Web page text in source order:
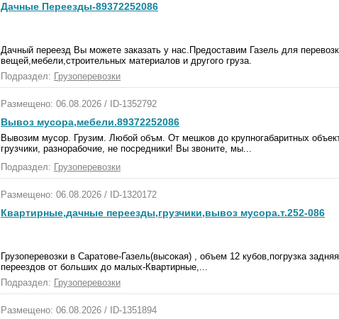
Дачные Переезды-89372252086
Дачный переезд Вы можете заказать у нас.Предоставим Газель для
вещей,мебели,строительных материалов и другого груза.
Подраздел: Грузоперевозки
Размещено: 06.08.2026 / ID-1352792
Вывоз мусора,мебели.89372252086
Вывозим мусор. Грузим. Любой объм. От мешков до крупногабаритных
грузчики, разнорабочие, не посредники! Вы звоните, мы...
Подраздел: Грузоперевозки
Размещено: 06.08.2026 / ID-1320172
Квартирные,дачные переезды,грузчики,вывоз мусора.т.252-086
Грузоперевозки в Саратове-Газель(высокая) , объем 12 кубов,погрузка
переездов от больших до малых-Квартирные,...
Подраздел: Грузоперевозки
Размещено: 06.08.2026 / ID-1351894